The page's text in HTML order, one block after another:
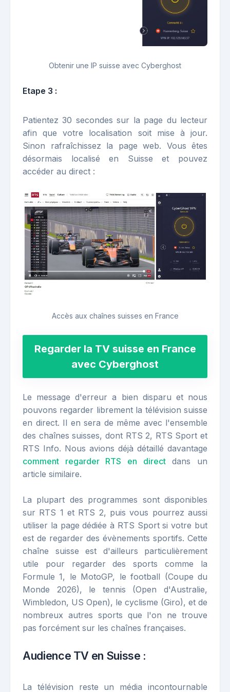
Obtenir une IP suisse avec Cyberghost
Etape 3 :
Patientez 30 secondes sur la page du lecteur
afin que votre localisation soit mise à jour.
Sinon rafraîchissez la page web. Vous êtes
désormais localisé en Suisse et pouvez
accéder au direct :
Accès aux chaînes suisses en France
Regarder la TV suisse en France
avec Cyberghost
Le message d'erreur a bien disparu et nous
pouvons regarder librement la télévision suisse
en direct. Il en sera de même avec l'ensemble
des chaînes suisses, dont RTS 2, RTS Sport et
RTS Info. Nous avions déjà détaillé davantage
comment regarder RTS en directdans un
article similaire.
La plupart des programmes sont disponibles
sur RTS 1 et RTS 2, puis vous pourrez aussi
utiliser la page dédiée à RTS Sport si votre but
est de regarder des évènements sportifs. Cette
chaîne suisse est d'ailleurs particulièrement
utile pour regarder des sports comme la
Formule 1, le MotoGP, le football (Coupe du
Monde 2026), le tennis (Open d'Australie,
Wimbledon, US Open), le cyclisme (Giro), et de
nombreux autres sports que l'on ne trouve
pas forcément sur les chaînes françaises.
Audience TV en Suisse :
La télévision reste un média incontournable